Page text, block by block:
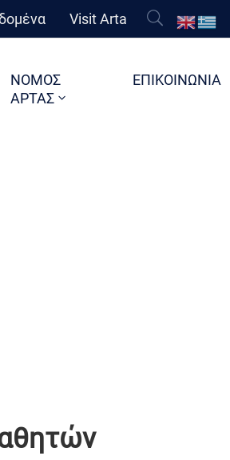
Visit Arta
ΝΟΜΟΣ
ΑΡΤΑΣ
ΕΠΙΚΟΙΝΩΝΙΑ